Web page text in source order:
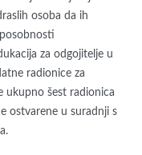
osoba da ih
za odgojitelje u
radionice za
ukupno šest radionica
ostvarene u suradnji s